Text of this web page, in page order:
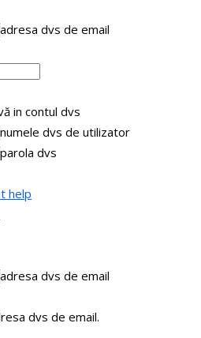
adresa dvs de email
in contul dvs
numele dvs de utilizator
parola dvs
help
adresa dvs de email
dvs de email.